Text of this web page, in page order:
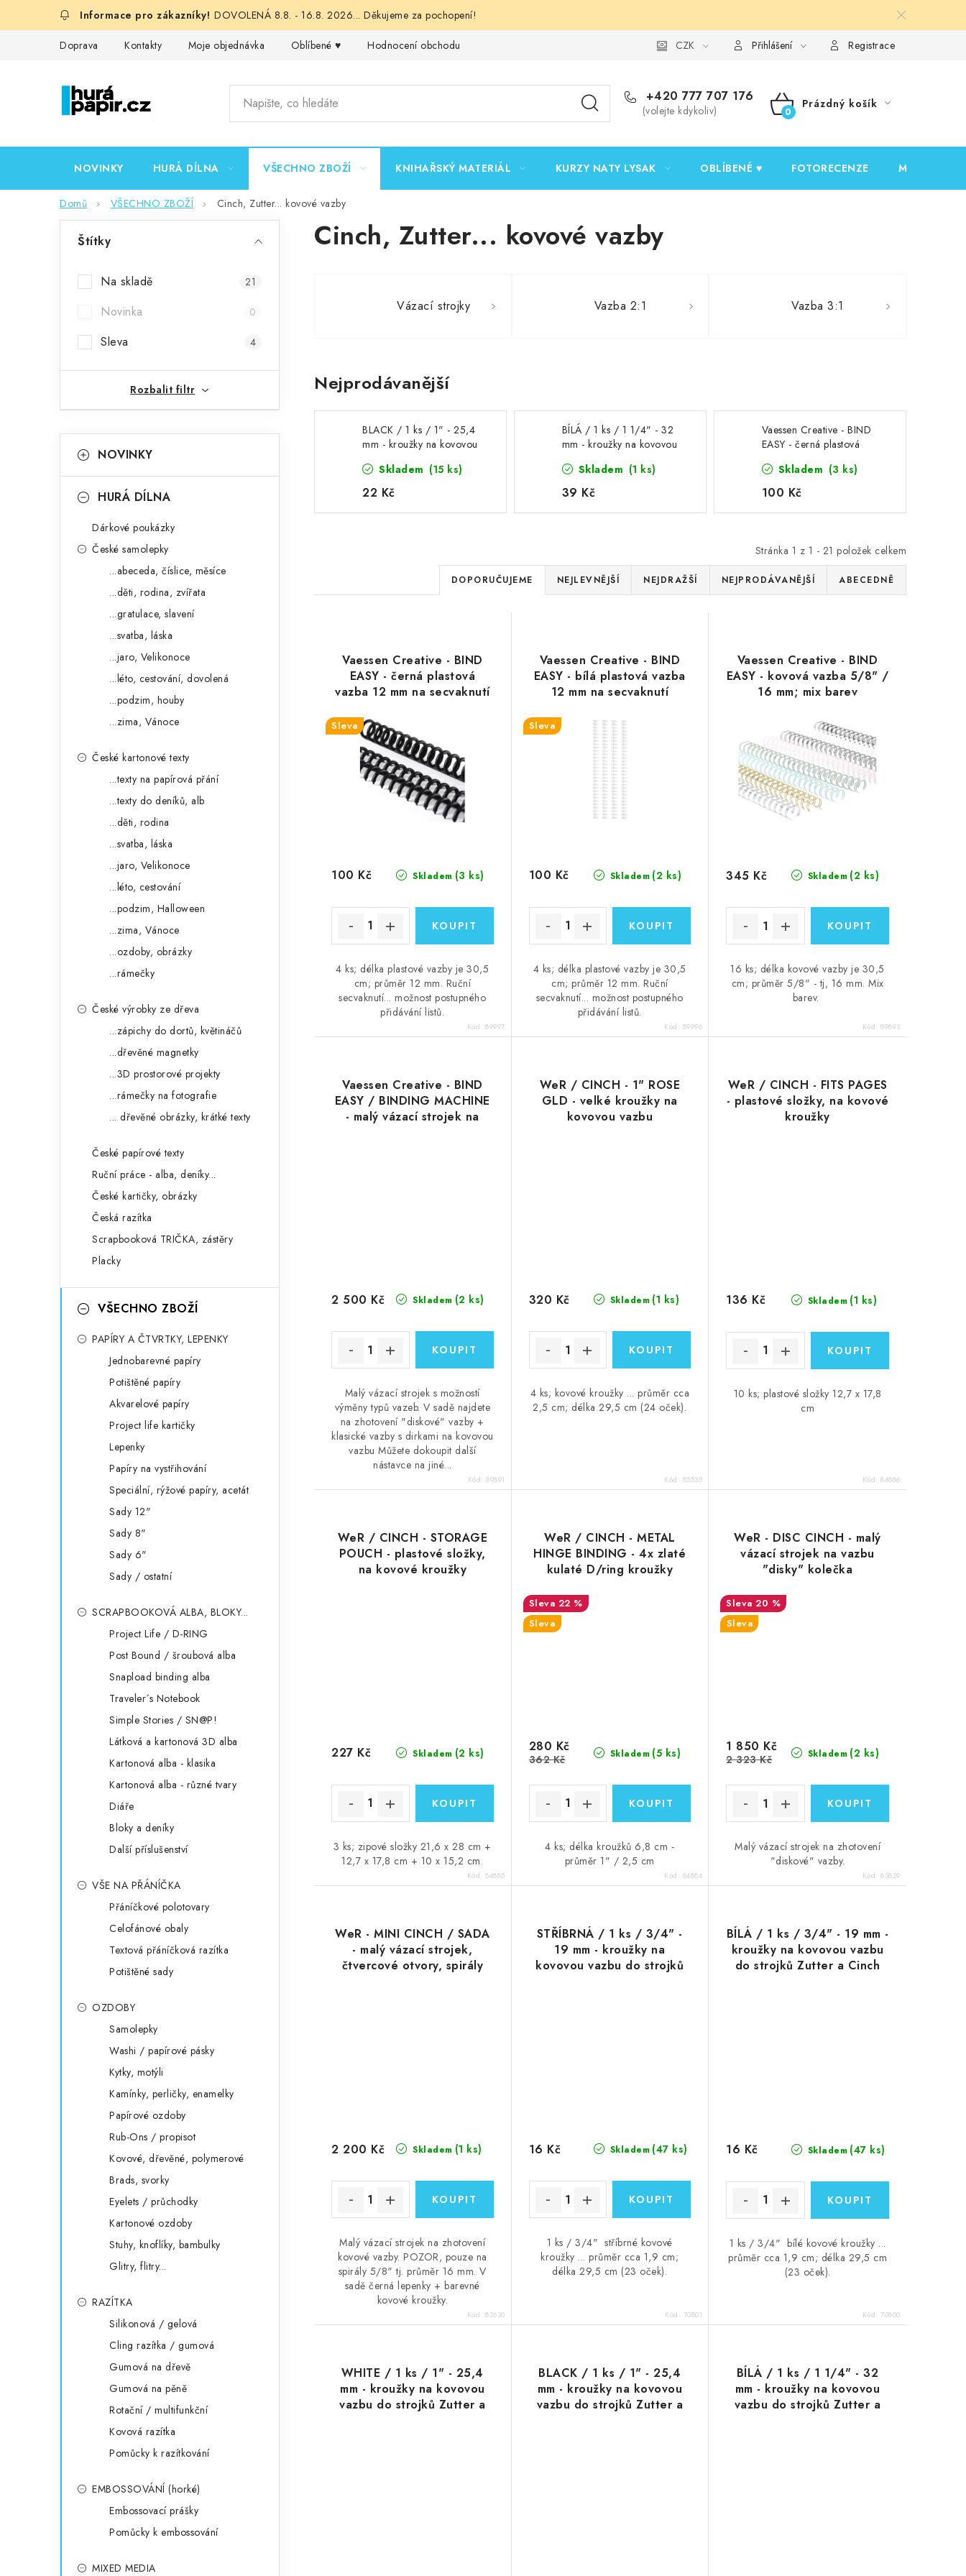
DOVOLENÁ 8.8. - 16.8. 2026... Děkujeme za pochopení!
Doprava Kontakty Moje objednávka Oblíbené ♥️ Hodnocení obchodu Podmínky ochrany osobních údajů Ověřování recenzí
CZK Přihlášení Registrace
+420 777 707 176
(volejte kdykoliv)
NÁKUPNÍ
Prázdný košík
NOVINKY HURÁ DÍLNA VŠECHNO ZBOŽÍ KNIHAŘSKÝ MATERIÁL KURZY NATY LYSAK OBLÍBENÉ ♥️ FOTORECENZE MOJE
Domů VŠECHNO ZBOŽÍ Cinch, Zutter... kovové vazby
a
p
Štítky
Na skladě 21
Novinka 0
Sleva 4
Rozbalit filtr
kategorie
a
NOVINKY
HURÁ DÍLNA
Dárkové poukázky
České samolepky
...abeceda, číslice, měsíce
...děti, rodina, zvířata
...gratulace, slavení
...svatba, láska
...jaro, Velikonoce
...léto, cestování, dovolená
...podzim, houby
...zima, Vánoce
České kartonové texty
...texty na papírová přání
...texty do deníků, alb
...děti, rodina
...svatba, láska
...jaro, Velikonoce
...léto, cestování
...podzim, Halloween
...zima, Vánoce
...ozdoby, obrázky
...rámečky
České výrobky ze dřeva
...zápichy do dortů, květináčů
...dřevěné magnetky
...3D prostorové projekty
...rámečky na fotografie
... dřevěné obrázky, krátké texty
České papírové texty
Ruční práce - alba, deníky...
České kartičky, obrázky
Česká razítka
Scrapbooková TRIČKA, zástěry
Placky
VŠECHNO ZBOŽÍ
PAPÍRY A ČTVRTKY, LEPENKY
Jednobarevné papíry
Potištěné papíry
Akvarelové papíry
Project life kartičky
Lepenky
Papíry na vystřihování
Speciální, rýžové papíry, acetát
Sady 12"
Sady 8"
Sady 6"
Sady / ostatní
SCRAPBOOKOVÁ ALBA, BLOKY...
Project Life / D-RING
Post Bound / šroubová alba
Snapload binding alba
Traveler´s Notebook
Simple Stories / SN@P!
Látková a kartonová 3D alba
Kartonová alba - klasika
Kartonová alba - různé tvary
Diáře
Bloky a deníky
Další příslušenství
VŠE NA PŘÁNÍČKA
Přáníčkové polotovary
Celofánové obaly
Textová přáníčková razítka
Potištěné sady
OZDOBY
Samolepky
Washi / papírové pásky
Kytky, motýli
Kamínky, perličky, enamelky
Papírové ozdoby
Rub-Ons / propisot
Kovové, dřevěné, polymerové
Brads, svorky
Eyelets / průchodky
Kartonové ozdoby
Stuhy, knoflíky, bambulky
Glitry, flitry...
RAZÍTKA
Silikonová / gelová
Cling razítka / gumová
Gumová na dřevě
Gumová na pěně
Rotační / multifunkční
Kovová razítka
Pomůcky k razítkování
EMBOSSOVÁNÍ (horké)
Embossovací prášky
Pomůcky k embossování
MIXED MEDIA
Cinch, Zutter... kovové vazby
Vázací strojky Vazba 2:1 Vazba 3:1
Nejprodávanější
BLACK / 1 ks / 1" - 25,4
mm - kroužky na kovovou
CinchSkladem (15 ks)
22 Kč
BÍLÁ / 1 ks / 1 1/4" - 32
mm - kroužky na kovovou
CinchSkladem (1 ks)
39 Kč
Vaessen Creative - BIND
EASY - černá plastová
secvaknutí
Skladem (3 ks)
100 Kč
Stránka 1 z 1 - 21 položek celkem
Ř
a
e
n
p
r
o
d
k
t
ů
DOPORUČUJEME NEJLEVNĚJŠÍ NEJDRAŽŠÍ NEJPRODÁVANĚJŠÍ ABECEDNĚ
Vaessen Creative - BIND
EASY - černá plastová
vazba 12 mm na secvaknutí
Sleva
Skladem (3 ks)
100 Kč
4 ks; délka plastové vazby je 30,5
cm; průměr 12 mm. Ruční
secvaknutí... možnost postupného
přidávání listů.
Kód:89997
Vaessen Creative - BIND
EASY - bílá plastová vazba
12 mm na secvaknutí
Sleva
Skladem (2 ks)
100 Kč
4 ks; délka plastové vazby je 30,5
cm; průměr 12 mm. Ruční
secvaknutí... možnost postupného
přidávání listů.
Kód: 89996
Vaessen Creative - BIND
EASY - kovová vazba 5/8" /
16 mm; mix barev
Skladem (2 ks)
345 Kč
16 ks; délka kovové vazby je 30,5
cm; průměr 5/8" - tj, 16 mm. Mix
barev.
Kód:89893
Vaessen Creative - BIND
EASY / BINDING MACHINE
- malý vázací strojek na
Skladem (2 ks)
2 500 Kč
Malý vázací strojek s možností
výměny typů vazeb. V sadě najdete
na zhotovení "diskové" vazby +
klasické vazby s dirkami na kovovou
vazbu Můžete dokoupit další
nástavce na jiné...
Kód:89891
WeR / CINCH - 1" ROSE
GLD - velké kroužky na
kovovou vazbu
Skladem (1 ks)
320 Kč
4 ks; kovové kroužky ... průměr cca
2,5 cm; délka 29,5 cm (24 oček).
Kód: 85535
WeR / CINCH - FITS PAGES
- plastové složky, na kovové
kroužky
Skladem (1 ks)
136 Kč
10 ks; plastové složky 12,7 x 17,8
cm
Kód:84886
WeR / CINCH - STORAGE
POUCH - plastové složky,
na kovové kroužky
Skladem (2 ks)
227 Kč
3 ks; zipové složky 21,6 x 28 cm +
12,7 x 17,8 cm + 10 x 15,2 cm.
Kód:84885
WeR / CINCH - METAL
HINGE BINDING - 4x zlaté
kulaté D/ring kroužky
22 %
Sleva
Skladem (5 ks)
280 Kč
362 Kč
4 ks; délka kroužků 6,8 cm -
průměr 1" / 2,5 cm
Kód: 84884
WeR - DISC CINCH - malý
vázací strojek na vazbu
"disky" kolečka
20 %
Sleva
Skladem (2 ks)
1 850 Kč
2 323 Kč
Malý vázací strojek na zhotovení
"diskové" vazby.
Kód:83829
WeR - MINI CINCH / SADA
- malý vázací strojek,
čtvercové otvory, spirály
Skladem (1 ks)
2 200 Kč
Malý vázací strojek na zhotovení
kovové vazby. POZOR, pouze na
spirály 5/8" tj. průměr 16 mm. V
sadě černá lepenky + barevné
kovové kroužky.
Kód:82630
STŘÍBRNÁ / 1 ks / 3/4" -
19 mm - kroužky na
kovovou vazbu do strojků
Skladem (47 ks)
16 Kč
1 ks / 3/4" stříbrné kovové
kroužky ... průměr cca 1,9 cm;
délka 29,5 cm (23 oček).
Kód: 70801
BÍLÁ / 1 ks / 3/4" - 19 mm -
kroužky na kovovou vazbu
do strojků Zutter a Cinch
Skladem (47 ks)
16 Kč
1 ks / 3/4" bílé kovové kroužky ...
průměr cca 1,9 cm; délka 29,5 cm
(23 oček).
Kód:70800
WHITE / 1 ks / 1" - 25,4
mm - kroužky na kovovou
vazbu do strojků Zutter a
BLACK / 1 ks / 1" - 25,4
mm - kroužky na kovovou
vazbu do strojků Zutter a
BÍLÁ / 1 ks / 1 1/4" - 32
mm - kroužky na kovovou
vazbu do strojků Zutter a